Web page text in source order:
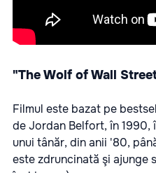
"The Wolf of Wall
Filmul este bazat pe
de Jordan Belfort, în 1990,
unui tânăr, din anii '80,
este zdruncinată şi ajunge